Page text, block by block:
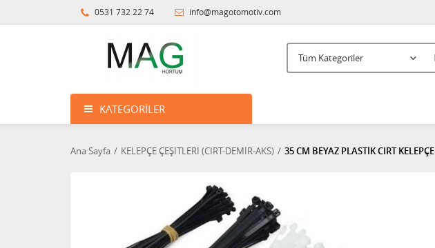
0531 732 22 74 info@magotomotiv.com
KATEGORILER
Ana Sayfa KELEPÇE ÇEŞİTLERİ (CIRT-DEMİR-AKS) 35 CM BEYAZ PLASTİK CIRT KELEPÇE